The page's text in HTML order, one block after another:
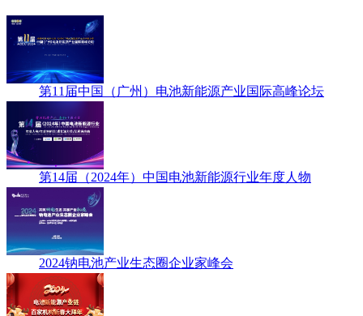
第11届中国（广州）电池新能源产业国际高峰论坛
第14届（2024年）中国电池新能源行业年度人物
2024钠电池产业生态圈企业家峰会